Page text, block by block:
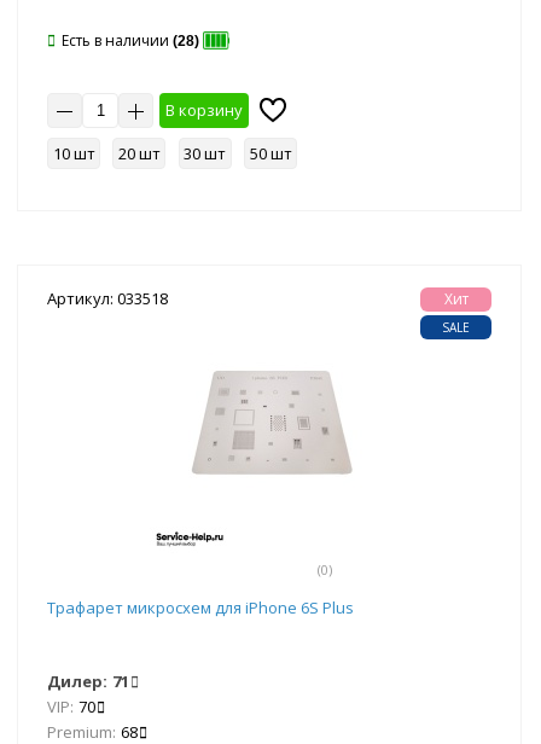
Есть в наличии (28)
В корзину
10 шт
20 шт 30 шт 50 шт
Артикул: 033518
(0)
Хит
SALE
Трафарет микросхем для iPhone 6S Plus
Дилер: 71
VIP: 70
Premium: 68